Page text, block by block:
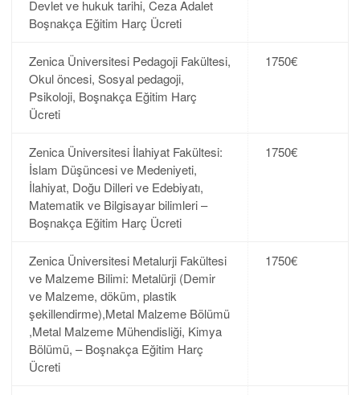
Devlet ve hukuk tarihi, Ceza Adalet
Boşnakça Eğitim Harç Ücreti
Zenica Üniversitesi Pedagoji Fakültesi,
Okul öncesi, Sosyal pedagoji,
Psikoloji, Boşnakça Eğitim Harç
Ücreti
1750€
Zenica Üniversitesi İlahiyat Fakültesi:
İslam Düşüncesi ve Medeniyeti,
İlahiyat, Doğu Dilleri ve Edebiyatı,
Matematik ve Bilgisayar bilimleri –
Boşnakça Eğitim Harç Ücreti
1750€
Zenica Üniversitesi Metalurji Fakültesi
ve Malzeme Bilimi: Metalürji (Demir
ve Malzeme, döküm, plastik
şekillendirme),Metal Malzeme Bölümü
,Metal Malzeme Mühendisliği, Kimya
Bölümü, – Boşnakça Eğitim Harç
Ücreti
1750€